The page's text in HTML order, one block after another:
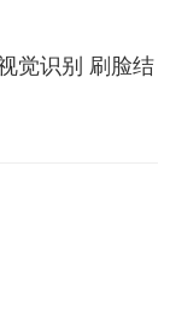
觉识别 刷脸结